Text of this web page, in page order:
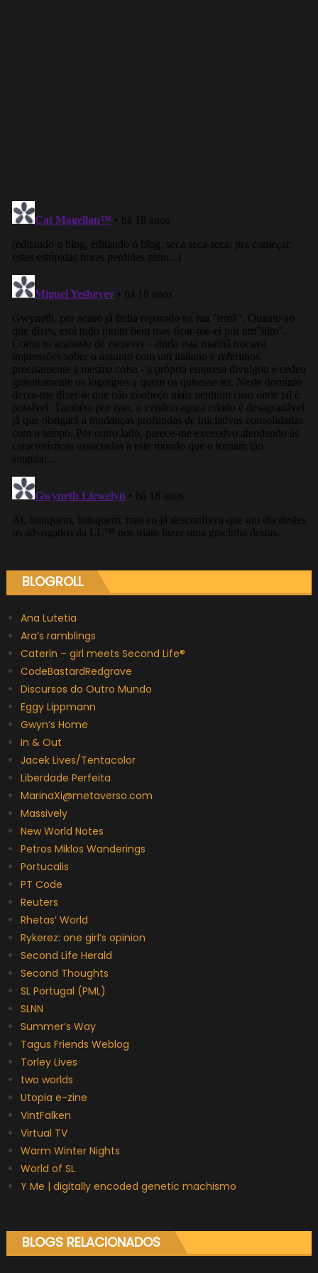
BLOGROLL
Ana Lutetia
Ara’s ramblings
Caterin – girl meets Second Life®
CodeBastardRedgrave
Discursos do Outro Mundo
Eggy Lippmann
Gwyn’s Home
In & Out
Jacek Lives/Tentacolor
Liberdade Perfeita
MarinaXi@metaverso.com
Massively
New World Notes
Petros Miklos Wanderings
Portucalis
PT Code
Reuters
Rhetas’ World
Rykerez: one girl’s opinion
Second Life Herald
Second Thoughts
SL Portugal (PML)
SLNN
Summer’s Way
Tagus Friends Weblog
Torley Lives
two worlds
Utopia e-zine
VintFalken
Virtual TV
Warm Winter Nights
World of SL
Y Me | digitally encoded genetic machismo
BLOGS RELACIONADOS